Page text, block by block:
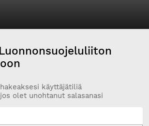
käyttäjätiliä
olet unohtanut salasanasi